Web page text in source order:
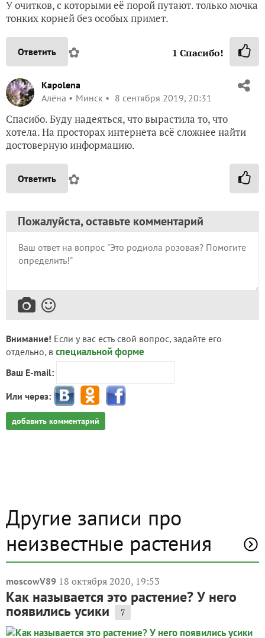
У очитков, с которыми её порой путают. только мочка
тонких корней без особых примет.
Ответить ✿ 1 Спасибо!
Kapolena
Алёна
Минск 8 сентября 2019, 20:31
Спасибо. Буду надеяться, что вырастила то, что
хотела. На просторах интернета всё сложнее найти
достоверную информацию.
Ответить ✿
Пожалуйста, оставьте комментарий
Внимание! Если у вас есть свой вопрос, задайте его
отдельно, в специальной форме
Ваш E-mail:
Или через:
добавить комментарий
Другие записи про
неизвестные растения
moscowV89 18 октября 2020, 19:53
Как называется это растение? У него
появились усики 7